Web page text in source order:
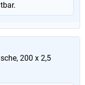
200 x 2,5